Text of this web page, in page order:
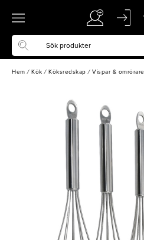
Hem / Kök / Köksredskap / Vispar & omrörare